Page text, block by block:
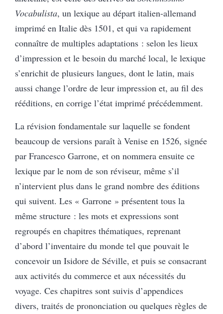
Vocabulista, un lexique au départ italien-allemand
imprimé en Italie dès 1501, et qui va rapidement
connaître de multiples adaptations : selon les lieux
d’impression et le besoin du marché local, le lexique
s’enrichit de plusieurs langues, dont le latin, mais
aussi change l’ordre de leur impression et, au fil des
rééditions, en corrige l’état imprimé précédemment.
La révision fondamentale sur laquelle se fondent
beaucoup de versions paraît à Venise en 1526, signée
par Francesco Garrone, et on nommera ensuite ce
lexique par le nom de son réviseur, même s’il
n’intervient plus dans le grand nombre des éditions
qui suivent. Les « Garrone » présentent tous la
même structure : les mots et expressions sont
regroupés en chapitres thématiques, reprenant
d’abord l’inventaire du monde tel que pouvait le
concevoir un Isidore de Séville, et puis se consacrant
aux activités du commerce et aux nécessités du
voyage. Ces chapitres sont suivis d’appendices
divers, traités de prononciation ou quelques règles de